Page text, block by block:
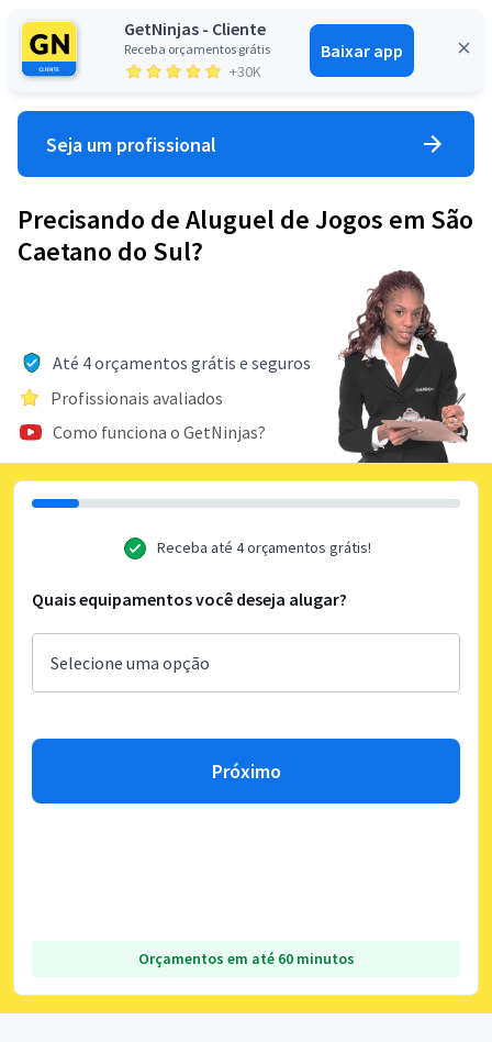
GetNinjas - Cliente
Receba orçamentos grátis
+30K
Baixar app
Entrar
Seja um profissional
Precisando de Aluguel de Jogos em São
Caetano do Sul?
Até 4 orçamentos grátis e seguros
Profissionais avaliados
Como funciona o GetNinjas?
Receba até 4 orçamentos grátis!
Quais equipamentos você deseja alugar?
Próximo
Orçamentos em até 60 minutos